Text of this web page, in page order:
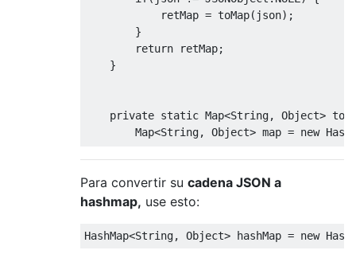
            retMap
= toMap( json);
}
return retMap;
}
private static Map<String, Object>
Map<String, Object> map = new
while (keysItr.hasNext())
String key
Para convertir su cadena JSON a
hashmap, use esto:
HashMap<String, Object> hashMap = new